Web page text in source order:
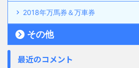
2018年万馬券＆万車券
その他
最近のコメント